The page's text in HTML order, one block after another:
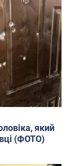
який
(ФОТО)